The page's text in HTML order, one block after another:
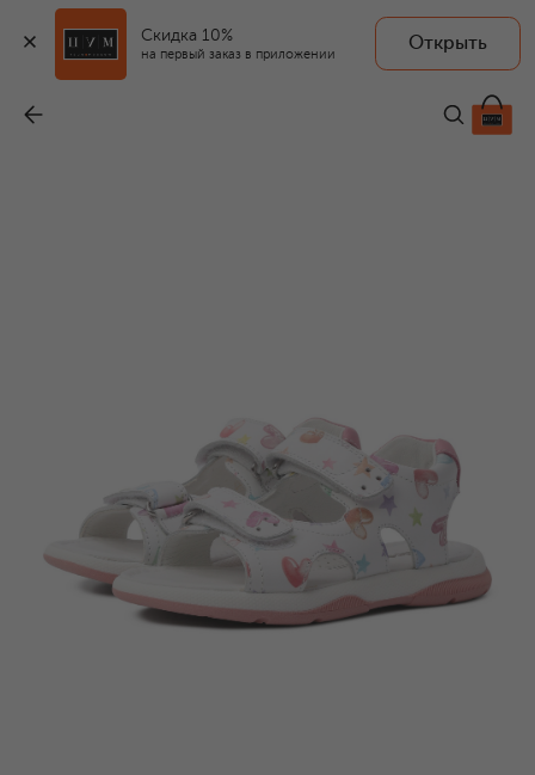
Скидка 10%
на первый заказ в приложении
Открыть
6 965 ₽